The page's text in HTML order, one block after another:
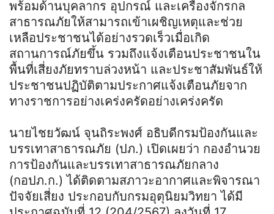
พร้อมด้านบุคลากร อุปกรณ์ และเครื่องจักรกล
สาธารณภัยให้สามารถเข้าเผชิญเหตุและช่วย
เหลือประชาชนได้อย่างรวดเร็วเมื่อเกิด
สถานการณ์ภัยขึ้น รวมถึงแจ้งเตือนประชาชนใน
พื้นที่เสี่ยงภัยทราบล่วงหน้า และประชาสัมพันธ์ให้
ประชาชนปฏิบัติตามประกาศแจ้งเตือนภัยจาก
ทางราชการอย่างเคร่งครัดอย่างเคร่งครัด
นายไชยวัฒน์ จุนถิระพงศ์ อธิบดีกรมป้องกันและ
บรรเทาสาธารณภัย (ปภ.) เปิดเผยว่า กองอำนวย
การป้องกันและบรรเทาสาธารณภัยกลาง
(กอปภ.ก.) ได้ติดตามสภาวะอากาศและพิจารณา
ปัจจัยเสี่ยง ประกอบกับกรมอุตุนิยมวิทยา ได้มี